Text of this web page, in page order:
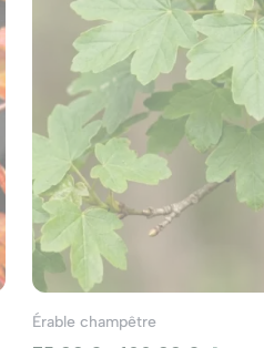
Érable champêtre